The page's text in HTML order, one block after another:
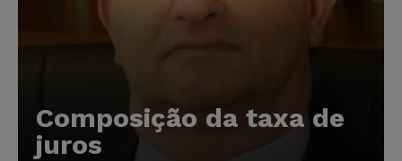
Composição da taxa de
juros